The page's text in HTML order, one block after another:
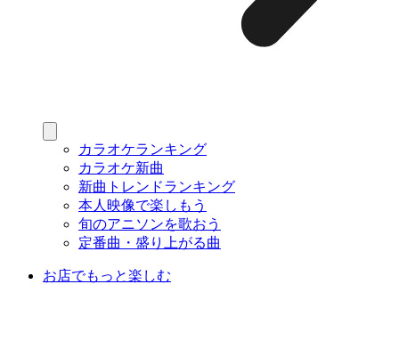
カラオケランキング
カラオケ新曲
新曲トレンドランキング
本人映像で楽しもう
旬のアニソンを歌おう
定番曲・盛り上がる曲
お店でもっと楽しむ